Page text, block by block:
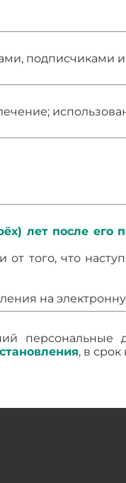
подписчиками
лет после его
того, что
на
персональные
, в